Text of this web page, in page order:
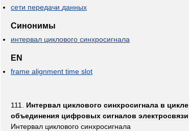
сети передачи данных
Синонимы
интервал циклового синхросигнала
EN
frame alignment time slot
111 Интервал циклового синхросигнала в цикле
объединения цифровых сигналов электросвязи
Интервал циклового синхросигнала